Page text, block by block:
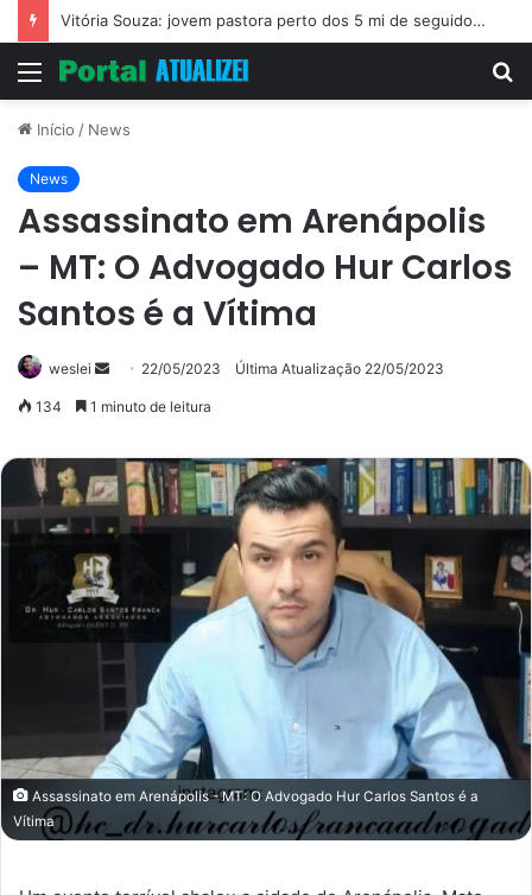
Vitória Souza: jovem pastora perto dos 5 mi de seguidores na web
Menu
Início / News
News
Assassinato em Arenápolis
– MT: O Advogado Hur Carlos
Santos é a Vítima
weslei
Mande22/05/2023 Última Atualização 22/05/2023
134 1 minuto de leitura
Assassinato em Arenápolis - MT: O Advogado Hur Carlos Santos é a
Vítima